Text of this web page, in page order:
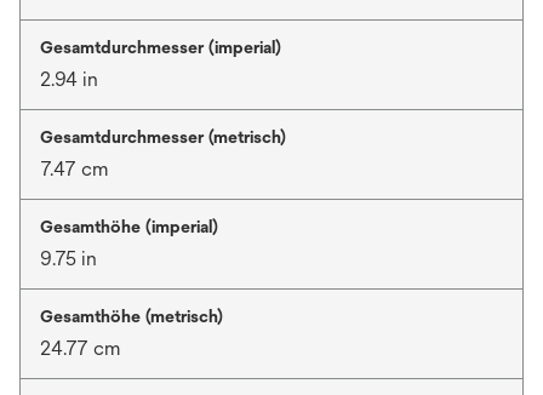
Gesamtdurchmesser (imperial)
2.94 in
Gesamtdurchmesser (metrisch)
7.47 cm
Gesamthöhe (imperial)
9.75 in
Gesamthöhe (metrisch)
24.77 cm